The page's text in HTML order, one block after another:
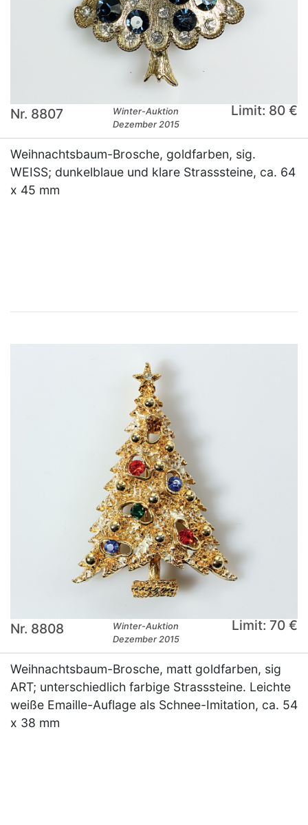
Nr. 8807
Winter-Auktion
Dezember 2015
Limit: 80 €
Weihnachtsbaum-Brosche, goldfarben, sig.
WEISS; dunkelblaue und klare Strasssteine, ca. 64
x 45 mm
Nr. 8808
Winter-Auktion
Dezember 2015
Limit: 70 €
Weihnachtsbaum-Brosche, matt goldfarben, sig
ART; unterschiedlich farbige Strasssteine. Leichte
weiße Emaille-Auflage als Schnee-Imitation, ca. 54
x 38 mm